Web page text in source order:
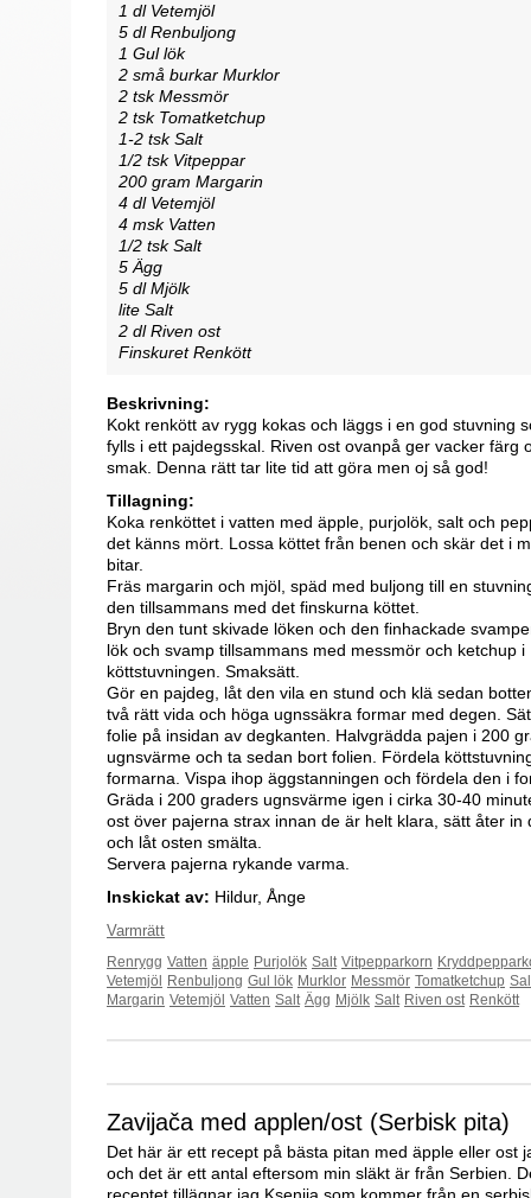
1 dl Vetemjöl
5 dl Renbuljong
1 Gul lök
2 små burkar Murklor
2 tsk Messmör
2 tsk Tomatketchup
1-2 tsk Salt
1/2 tsk Vitpeppar
200 gram Margarin
4 dl Vetemjöl
4 msk Vatten
1/2 tsk Salt
5 Ägg
5 dl Mjölk
lite Salt
2 dl Riven ost
Finskuret Renkött
Beskrivning:
Kokt renkött av rygg kokas och läggs i en god stuvning
fylls i ett pajdegsskal. Riven ost ovanpå ger vacker färg
smak. Denna rätt tar lite tid att göra men oj så god!
Tillagning:
Koka renköttet i vatten med äpple, purjolök, salt och
det känns mört. Lossa köttet från benen och skär det i
bitar.
Fräs margarin och mjöl, späd med buljong till en
den tillsammans med det finskurna köttet.
Bryn den tunt skivade löken och den finhackade
lök och svamp tillsammans med messmör och ketchup i
köttstuvningen. Smaksätt.
Gör en pajdeg, låt den vila en stund och klä sedan
två rätt vida och höga ugnssäkra formar med degen.
folie på insidan av degkanten. Halvgrädda pajen i 200
ugnsvärme och ta sedan bort folien. Fördela
formarna. Vispa ihop äggstanningen och fördela den i
Gräda i 200 graders ugnsvärme igen i cirka 30-40
ost över pajerna strax innan de är helt klara, sätt åter in
och låt osten smälta.
Servera pajerna rykande varma.
Inskickat av: Hildur, Ånge
Varmrätt
Renrygg Vatten äpple Purjolök Salt Vitpepparkorn
Vetemjöl
Renbuljong Gul lök Murklor Messmör Tomatketchup
Margarin Vetemjöl Vatten Salt Ägg Mjölk Salt Riven ost Renkött
Zavijača med applen/ost (Serbisk pita)
Det här är ett recept på bästa pitan med äpple eller ost
och det är ett antal eftersom min släkt är från Serbien.